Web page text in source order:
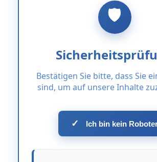
Bestätigen Sie bitte, dass Sie
sind, um auf unsere Inhalte
✓ Ich bin kein